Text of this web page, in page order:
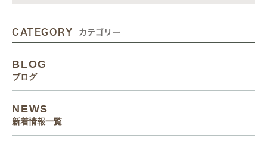
CATEGORY カテゴリー
BLOG
ブログ
NEWS
新着情報一覧